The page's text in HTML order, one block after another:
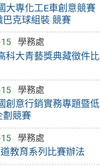
大專化工E車創意競賽
巴克球組裝 競賽
學務處
科大青藝獎典藏徵件比
學務處
創意行銷實務專題暨低
劃競賽
學務處
教育系列比賽辦法